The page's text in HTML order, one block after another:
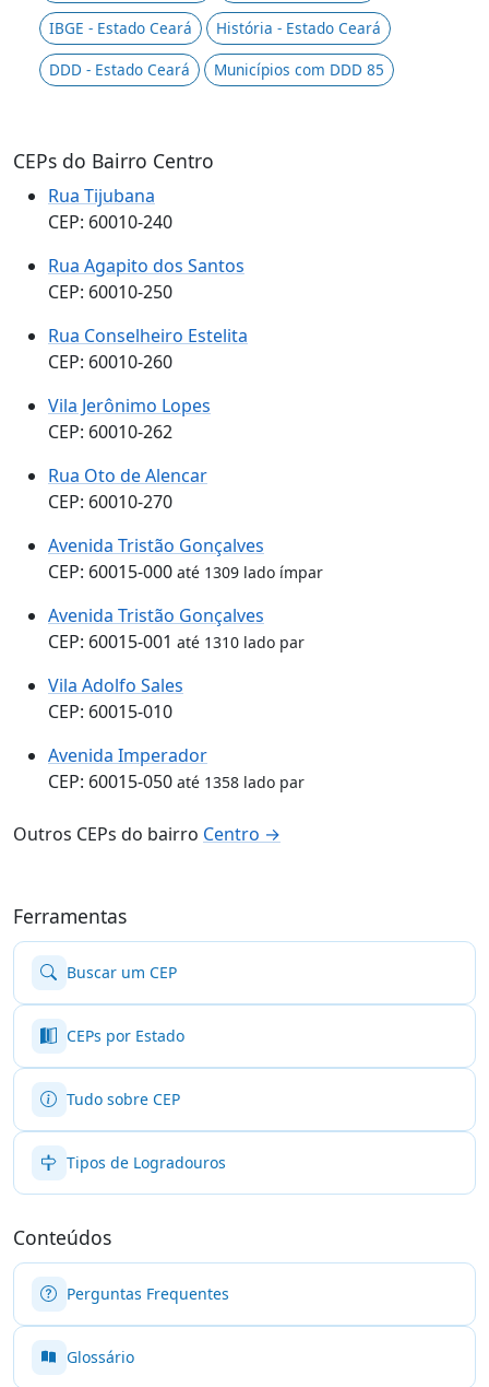
IBGE - Estado Ceará
História - Estado Ceará
DDD - Estado Ceará
Municípios com DDD 85
CEPs do Bairro Centro
Rua Tijubana
CEP: 60010-240
Rua Agapito dos Santos
CEP: 60010-250
Rua Conselheiro Estelita
CEP: 60010-260
Vila Jerônimo Lopes
CEP: 60010-262
Rua Oto de Alencar
CEP: 60010-270
Avenida Tristão Gonçalves
CEP: 60015-000 até 1309 lado ímpar
Avenida Tristão Gonçalves
CEP: 60015-001 até 1310 lado par
Vila Adolfo Sales
CEP: 60015-010
Avenida Imperador
CEP: 60015-050 até 1358 lado par
Outros CEPs do bairro Centro →
Ferramentas
Buscar um CEP
CEPs por Estado
Tudo sobre CEP
Tipos de Logradouros
Conteúdos
Perguntas Frequentes
Glossário